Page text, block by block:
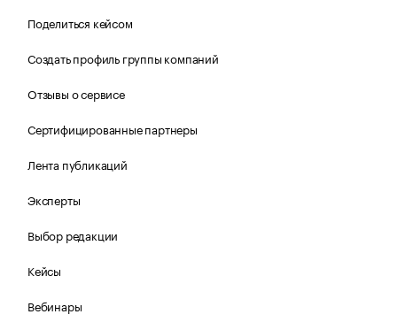
Поделиться кейсом
Создать профиль группы компаний
Отзывы о сервисе
Сертифицированные партнеры
Лента публикаций
Эксперты
Выбор редакции
Кейсы
Вебинары